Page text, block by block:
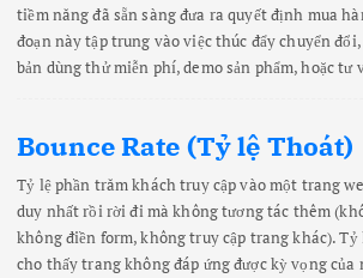
tiềm năng đã sẵn sàng đưa ra quyết định mua
đoạn này tập trung vào việc thúc đẩy chuyển
bản dùng thử miễn phí, demo sản phẩm, hoặc tư
Bounce Rate (Tỷ lệ Thoát)
Tỷ lệ phần trăm khách truy cập vào một trang
duy nhất rồi rời đi mà không tương tác thêm
không điền form, không truy cập trang khác). Tỷ
cho thấy trang không đáp ứng được kỳ vọng của